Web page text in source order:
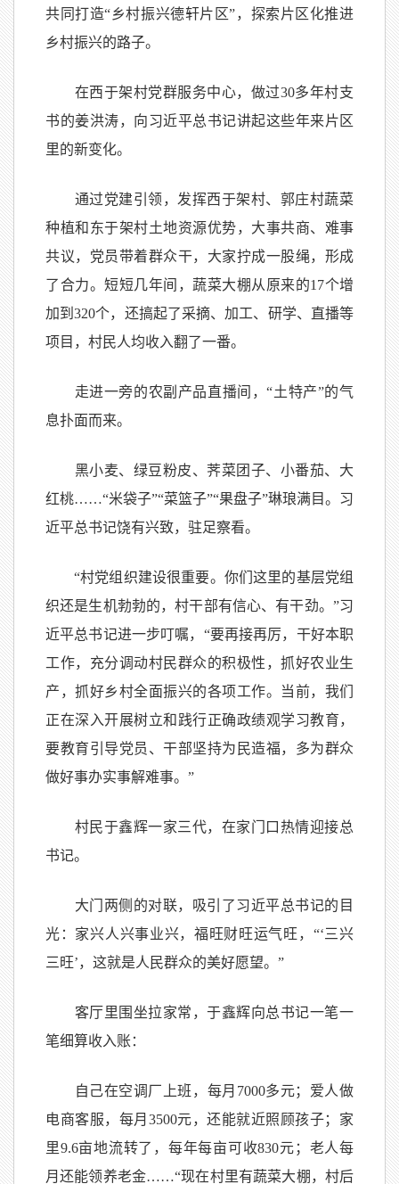
共同打造“乡村振兴德轩片区”，探索片区化推进
乡村振兴的路子。
在西于架村党群服务中心，做过30多年村支
书的姜洪涛，向习近平总书记讲起这些年来片区
里的新变化。
通过党建引领，发挥西于架村、郭庄村蔬菜
种植和东于架村土地资源优势，大事共商、难事
共议，党员带着群众干，大家拧成一股绳，形成
了合力。短短几年间，蔬菜大棚从原来的17个增
加到320个，还搞起了采摘、加工、研学、直播等
项目，村民人均收入翻了一番。
走进一旁的农副产品直播间，“土特产”的气
息扑面而来。
黑小麦、绿豆粉皮、荠菜团子、小番茄、大
红桃……“米袋子”“菜篮子”“果盘子”琳琅满目。习
近平总书记饶有兴致，驻足察看。
“村党组织建设很重要。你们这里的基层党组
织还是生机勃勃的，村干部有信心、有干劲。”习
近平总书记进一步叮嘱，“要再接再厉，干好本职
工作，充分调动村民群众的积极性，抓好农业生
产，抓好乡村全面振兴的各项工作。当前，我们
正在深入开展树立和践行正确政绩观学习教育，
要教育引导党员、干部坚持为民造福，多为群众
做好事办实事解难事。”
村民于鑫辉一家三代，在家门口热情迎接总
书记。
大门两侧的对联，吸引了习近平总书记的目
光：家兴人兴事业兴，福旺财旺运气旺，“‘三兴
三旺’，这就是人民群众的美好愿望。”
客厅里围坐拉家常，于鑫辉向总书记一笔一
笔细算收入账：
自己在空调厂上班，每月7000多元；爱人做
电商客服，每月3500元，还能就近照顾孩子；家
里9.6亩地流转了，每年每亩可收830元；老人每
月还能领养老金……“现在村里有蔬菜大棚，村后